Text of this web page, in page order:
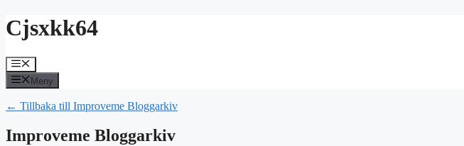
Hoppa
till
Cjsxkk64
Meny
Meny
← Tillbaka till Improveme Bloggarkiv
Improveme Bloggarkiv